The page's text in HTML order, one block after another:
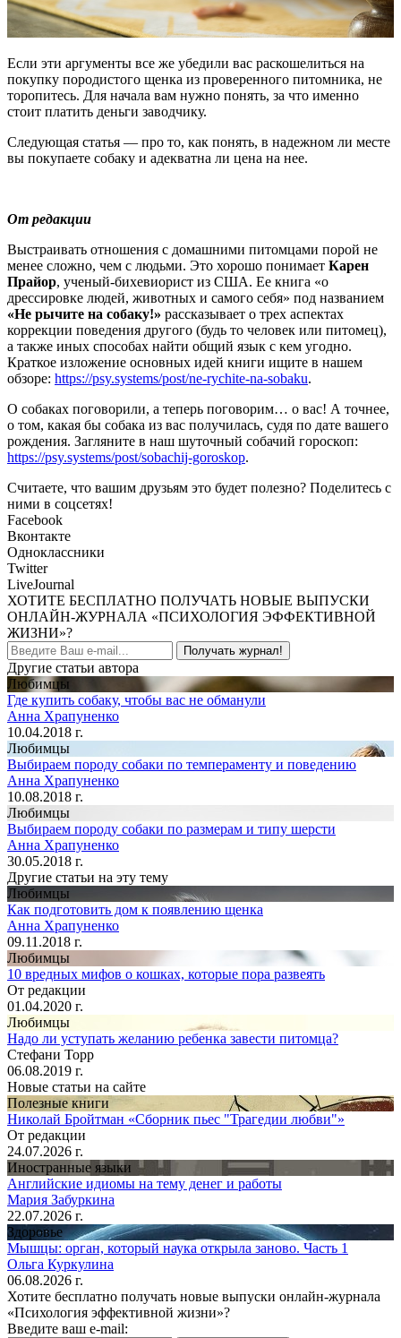
Если эти аргументы все же убедили вас раскошелиться на
покупку породистого щенка из проверенного питомника, не
торопитесь. Для начала вам нужно понять, за что именно
стоит платить деньги заводчику.
Следующая статья — про то, как понять, в надежном ли месте
вы покупаете собаку и адекватна ли цена на нее.
От редакции
Выстраивать отношения с домашними питомцами порой не
менее сложно, чем с людьми. Это хорошо понимает Карен
Прайор, ученый-бихевиорист из США. Ее книга «о
дрессировке людей, животных и самого себя» под названием
«Не рычите на собаку!» рассказывает о трех аспектах
коррекции поведения другого (будь то человек или питомец),
а также иных способах найти общий язык с кем угодно.
Краткое изложение основных идей книги ищите в нашем
обзоре: https://psy.systems/post/ne-rychite-na-sobaku.
О собаках поговорили, а теперь поговорим… о вас! А точнее,
о том, какая бы собака из вас получилась, судя по дате вашего
рождения. Загляните в наш шуточный собачий гороскоп:
https://psy.systems/post/sobachij-goroskop.
Считаете, что вашим друзьям это будет полезно? Поделитесь с
ними в соцсетях!
Facebook
Вконтакте
Одноклассники
Twitter
LiveJournal
ХОТИТЕ БЕСПЛАТНО ПОЛУЧАТЬ НОВЫЕ ВЫПУСКИ
ОНЛАЙН-ЖУРНАЛА «ПСИХОЛОГИЯ ЭФФЕКТИВНОЙ
ЖИЗНИ»?
Получать журнал!
Другие статьи автора
Любимцы
Где купить собаку, чтобы вас не обманули
Анна Храпуненко
10.04.2018 г.
Любимцы
Выбираем породу собаки по темпераменту и поведению
Анна Храпуненко
10.08.2018 г.
Любимцы
Выбираем породу собаки по размерам и типу шерсти
Анна Храпуненко
30.05.2018 г.
Другие статьи на эту тему
Любимцы
Как подготовить дом к появлению щенка
Анна Храпуненко
09.11.2018 г.
Любимцы
10 вредных мифов о кошках, которые пора развеять
От редакции
01.04.2020 г.
Любимцы
Надо ли уступать желанию ребенка завести питомца?
Стефани Торр
06.08.2019 г.
Новые статьи на сайте
Полезные книги
Николай Бройтман «Сборник пьес "Трагедии любви"»
От редакции
24.07.2026 г.
Иностранные языки
Английские идиомы на тему денег и работы
Мария Забуркина
22.07.2026 г.
Здоровье
Мышцы: орган, который наука открыла заново. Часть 1
Ольга Куркулина
06.08.2026 г.
Хотите бесплатно получать новые выпуски онлайн-журнала
«Психология эффективной жизни»?
Введите ваш e-mail: